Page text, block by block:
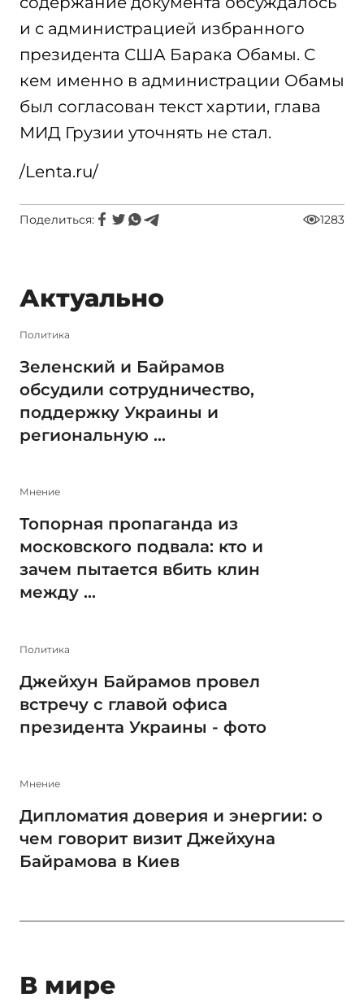
и с администрацией избранного
президента США Барака Обамы. С
кем именно в администрации Обамы
был согласован текст хартии, глава
МИД Грузии уточнять не стал.
/Lenta.ru/
Поделиться: 1283
Актуально
Политика
Зеленский и Байрамов
обсудили сотрудничество,
поддержку Украины и
региональную ...
Мнение
Топорная пропаганда из
московского подвала: кто и
зачем пытается вбить клин
между ...
Политика
Джейхун Байрамов провел
встречу с главой офиса
президента Украины - фото
Мнение
Дипломатия доверия и энергии: о
чем говорит визит Джейхуна
Байрамова в Киев
В мире